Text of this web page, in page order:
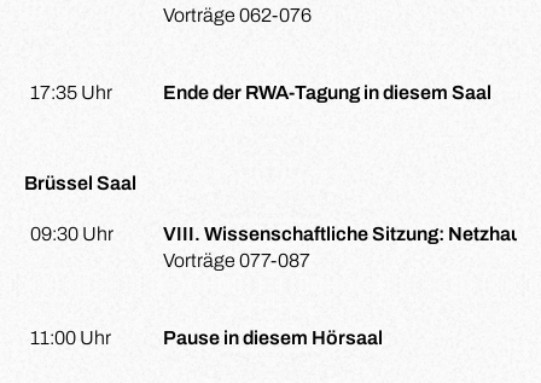
Vorträge 062-076
17:35 Uhr Ende der RWA-Tagung in diesem Saal
Brüssel Saal
09:30 Uhr
VIII. Wissenschaftliche Sitzung: Netzhaut
Vorträge 077-087
11:00 Uhr Pause in diesem Hörsaal